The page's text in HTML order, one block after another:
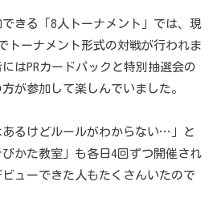
きる「8人トーナメント」では、現
トーナメント形式の対戦が行われま
はPRカードパックと特別抽選会の
が参加して楽しんでいました。
るけどルールがわからない…」と
かた教室」も各日4回ずつ開催され
ューできた人もたくさんいたので